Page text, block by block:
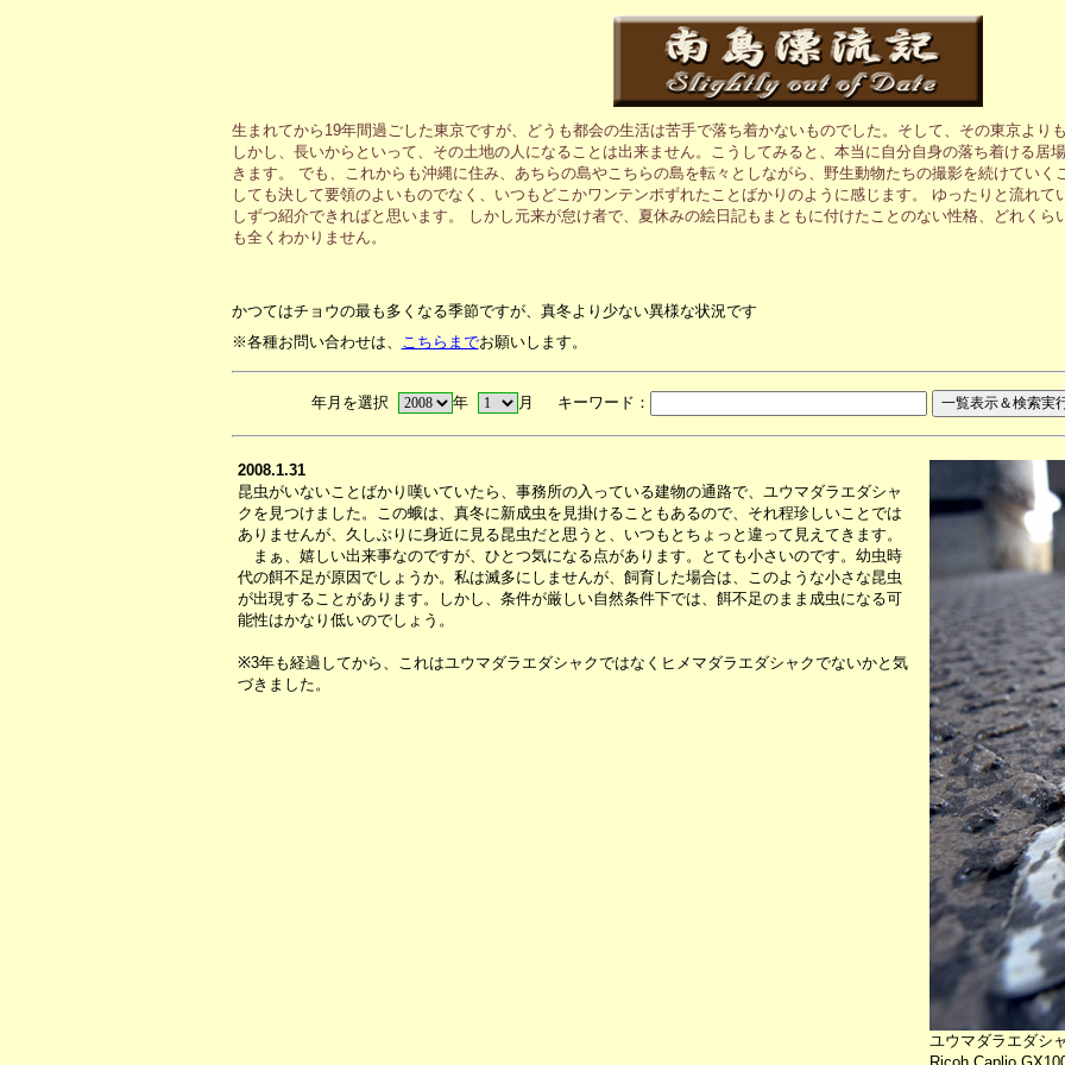
生まれてから19年間過ごした東京ですが、どうも都会の生活は苦手で落ち着かないものでした。そして、その東京より
しかし、長いからといって、その土地の人になることは出来ません。こうしてみると、本当に自分自身の落ち着ける居
きます。 でも、これからも沖縄に住み、あちらの島やこちらの島を転々としながら、野生動物たちの撮影を続けてい
しても決して要領のよいものでなく、いつもどこかワンテンポずれたことばかりのように感じます。 ゆったりと流れ
しずつ紹介できればと思います。 しかし元来が怠け者で、夏休みの絵日記もまともに付けたことのない性格、どれく
も全くわかりません。
かつてはチョウの最も多くなる季節ですが、真冬より少ない異様な状況です
※各種お問い合わせは、 こちらまでお願いします。
年月を選択 年 月 キーワード：
2008.1.31
昆虫がいないことばかり嘆いていたら、事務所の入っている建物の通路で、ユウマダラエダシャ
クを見つけました。この蛾は、真冬に新成虫を見掛けることもあるので、それ程珍しいことでは
ありませんが、久しぶりに身近に見る昆虫だと思うと、いつもとちょっと違って見えてきます。
まぁ、嬉しい出来事なのですが、ひとつ気になる点があります。とても小さいのです。幼虫時
代の餌不足が原因でしょうか。私は滅多にしませんが、飼育した場合は、このような小さな昆虫
が出現することがあります。しかし、条件が厳しい自然条件下では、餌不足のまま成虫になる可
能性はかなり低いのでしょう。
※3年も経過してから、これはユウマダラエダシャクではなくヒメマダラエダシャクでないかと気
づきました。
ユウマダラエダシ